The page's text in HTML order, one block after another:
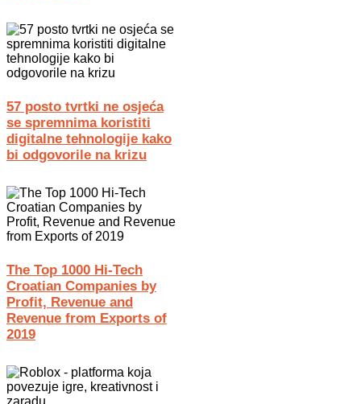
57 posto tvrtki ne osjeća
se spremnima koristiti
digitalne tehnologije kako
bi odgovorile na krizu
The Top 1000 Hi-Tech
Croatian Companies by
Profit, Revenue and
Revenue from Exports of
2019